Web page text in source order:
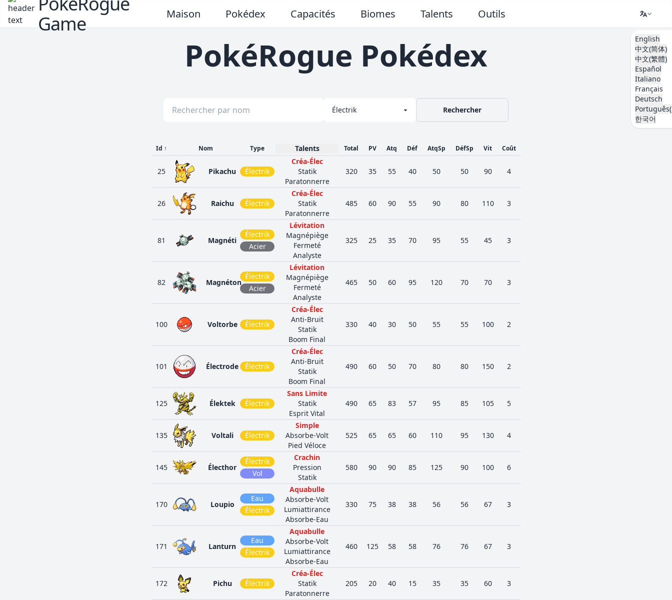
Game
Maison Pokédex Capacités Biomes Talents Outils
English
中文(简体)
中文(繁體)
Español
Italiano
Français
Deutsch
한국어
PokéRogue Pokédex
Rechercher
Id ↑ Nom Type Talents Total PV Atq Déf AtqSp DéfSp Vit Coût
25 Pikachu Électrik
Créa-Élec
Statik
Paratonnerre
320 35 55 40 50 50 90 4
26 Raichu Électrik
Créa-Élec
Statik
Paratonnerre
485 60 90 55 90 80 110 3
81 Magnéti
Électrik
Acier
Lévitation
Magnépiège
Fermeté
Analyste
325 25 35 70 95 55 45 3
82 Magnéton
Électrik
Acier
Lévitation
Magnépiège
Fermeté
Analyste
465 50 60 95 120 70 70 3
100 Voltorbe Électrik
Créa-Élec
Anti-Bruit
Statik
Boom Final
330 40 30 50 55 55 100 2
101 Électrode Électrik
Créa-Élec
Anti-Bruit
Statik
Boom Final
490 60 50 70 80 80 150 2
125 Élektek Électrik
Sans Limite
Statik
Esprit Vital
490 65 83 57 95 85 105 5
135 Voltali Électrik
Simple
Absorbe-Volt
Pied Véloce
525 65 65 60 110 95 130 4
145 Électhor
Électrik
Vol
Crachin
Pression
Statik
580 90 90 85 125 90 100 6
170 Loupio
Eau
Électrik
Aquabulle
Absorbe-Volt
Lumiattirance
Absorbe-Eau
330 75 38 38 56 56 67 3
171 Lanturn
Eau
Électrik
Aquabulle
Absorbe-Volt
Lumiattirance
Absorbe-Eau
460 125 58 58 76 76 67 3
172 Pichu Électrik
Créa-Élec
Statik
Paratonnerre
205 20 40 15 35 35 60 3